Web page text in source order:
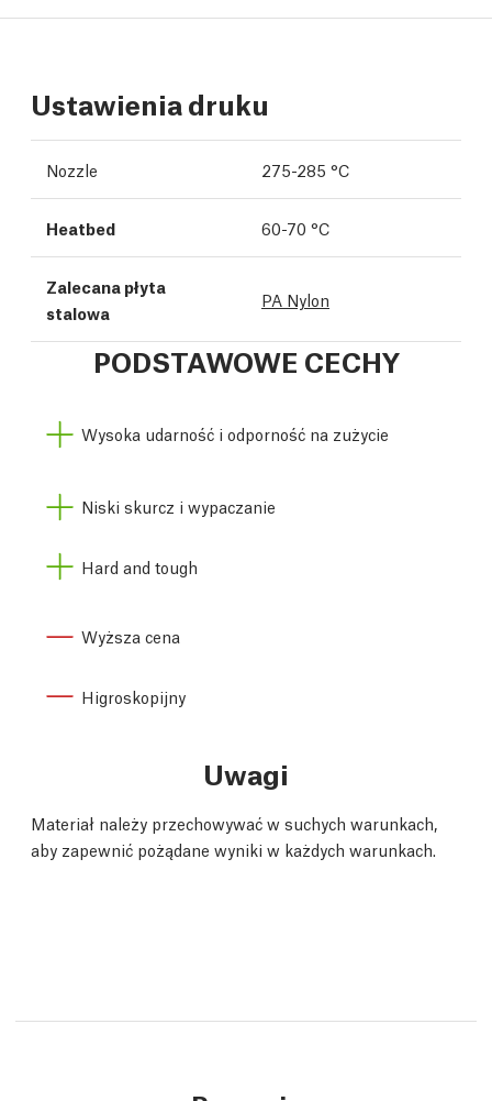
Ustawienia druku
Nozzle 275-285 °C
Heatbed 60-70 °C
Zalecana płyta
stalowa
PA Nylon
PODSTAWOWE CECHY
Wysoka udarność i odporność na zużycie
Niski skurcz i wypaczanie
Hard and tough
Wyższa cena
Higroskopijny
Uwagi
Materiał należy przechowywać w suchych warunkach,
aby zapewnić pożądane wyniki w każdych warunkach.